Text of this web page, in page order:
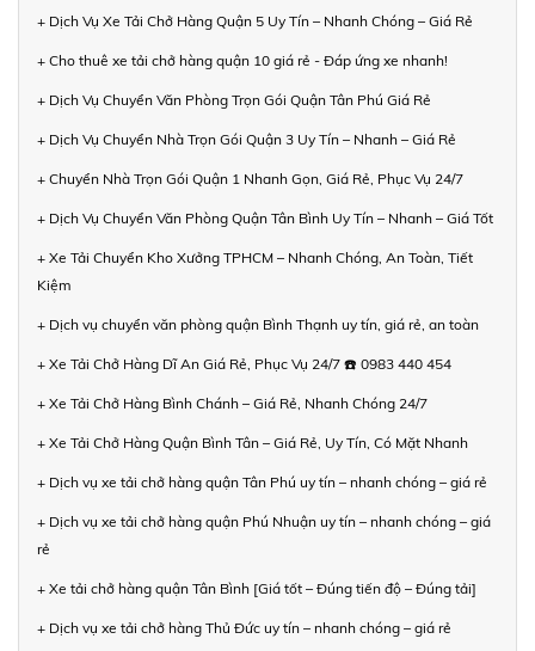
+ Dịch Vụ Xe Tải Chở Hàng Quận 5 Uy Tín – Nhanh Chóng – Giá Rẻ
+ Cho thuê xe tải chở hàng quận 10 giá rẻ - Đáp ứng xe nhanh!
+ Dịch Vụ Chuyển Văn Phòng Trọn Gói Quận Tân Phú Giá Rẻ
+ Dịch Vụ Chuyển Nhà Trọn Gói Quận 3 Uy Tín – Nhanh – Giá Rẻ
+ Chuyển Nhà Trọn Gói Quận 1 Nhanh Gọn, Giá Rẻ, Phục Vụ 24/7
+ Dịch Vụ Chuyển Văn Phòng Quận Tân Bình Uy Tín – Nhanh – Giá Tốt
+ Xe Tải Chuyển Kho Xưởng TPHCM – Nhanh Chóng, An Toàn, Tiết
Kiệm
+ Dịch vụ chuyển văn phòng quận Bình Thạnh uy tín, giá rẻ, an toàn
+ Xe Tải Chở Hàng Dĩ An Giá Rẻ, Phục Vụ 24/7 ☎️ 0983 440 454
+ Xe Tải Chở Hàng Bình Chánh – Giá Rẻ, Nhanh Chóng 24/7
+ Xe Tải Chở Hàng Quận Bình Tân – Giá Rẻ, Uy Tín, Có Mặt Nhanh
+ Dịch vụ xe tải chở hàng quận Tân Phú uy tín – nhanh chóng – giá rẻ
+ Dịch vụ xe tải chở hàng quận Phú Nhuận uy tín – nhanh chóng – giá
rẻ
+ Xe tải chở hàng quận Tân Bình [Giá tốt – Đúng tiến độ – Đúng tải]
+ Dịch vụ xe tải chở hàng Thủ Đức uy tín – nhanh chóng – giá rẻ